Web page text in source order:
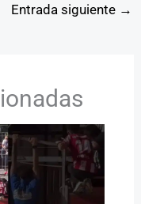
Entrada siguiente →